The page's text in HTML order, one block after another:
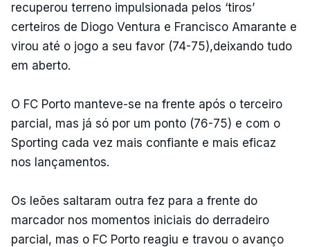
recuperou terreno impulsionada pelos ‘tiros’
certeiros de Diogo Ventura e Francisco Amarante e
virou até o jogo a seu favor (74-75),deixando tudo
em aberto.
O FC Porto manteve-se na frente após o terceiro
parcial, mas já só por um ponto (76-75) e com o
Sporting cada vez mais confiante e mais eficaz
nos lançamentos.
Os leões saltaram outra fez para a frente do
marcador nos momentos iniciais do derradeiro
parcial, mas o FC Porto reagiu e travou o avanço